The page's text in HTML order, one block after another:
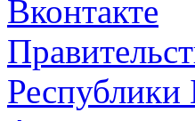
Вконтакте
Республики